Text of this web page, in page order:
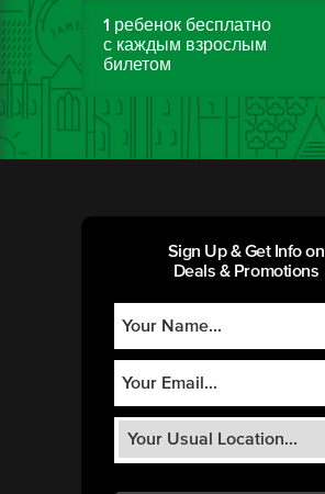
1 ребенок бесплатно
с каждым взрослым
билетом
Sign Up & Get Info on
Deals & Promotions